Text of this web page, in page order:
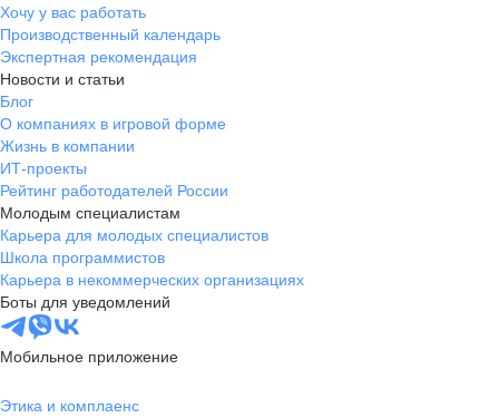
Хочу у вас работать
Производственный календарь
Экспертная рекомендация
Новости и статьи
Блог
О компаниях в игровой форме
Жизнь в компании
ИТ-проекты
Рейтинг работодателей России
Молодым специалистам
Карьера для молодых специалистов
Школа программистов
Карьера в некоммерческих организациях
Боты для уведомлений
Мобильное приложение
Этика и комплаенс